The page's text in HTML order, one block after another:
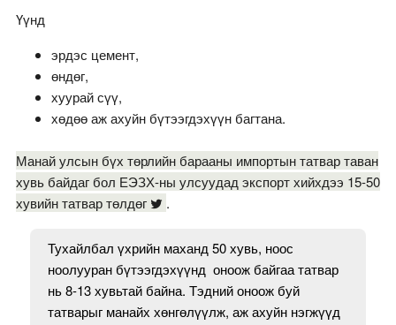
Үүнд
эрдэс цемент,
өндөг,
хуурай сүү,
хөдөө аж ахуйн бүтээгдэхүүн багтана.
Манай улсын бүх төрлийн барааны импортын татвар таван
хувь байдаг бол ЕЭЗХ-ны улсуудад экспорт хийхдээ 15-50
хувийн татвар төлдөг
.
Тухайлбал үхрийн маханд 50 хувь, ноос
ноолууран бүтээгдэхүүнд оноож байгаа татвар
нь 8-13 хувьтай байна. Тэдний оноож буй
татварыг манайх хөнгөлүүлж, аж ахуйн нэгжүүд